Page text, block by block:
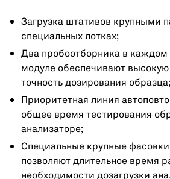
Загрузка штативов крупными
специальных лотках;
Два пробоотборника в
модуле обеспечивают высокую
точность дозирования образца;
Приоритетная линия
общее время тестирования
анализаторе;
Специальные крупные фасовки
позволяют длительное время
необходимости дозагрузки